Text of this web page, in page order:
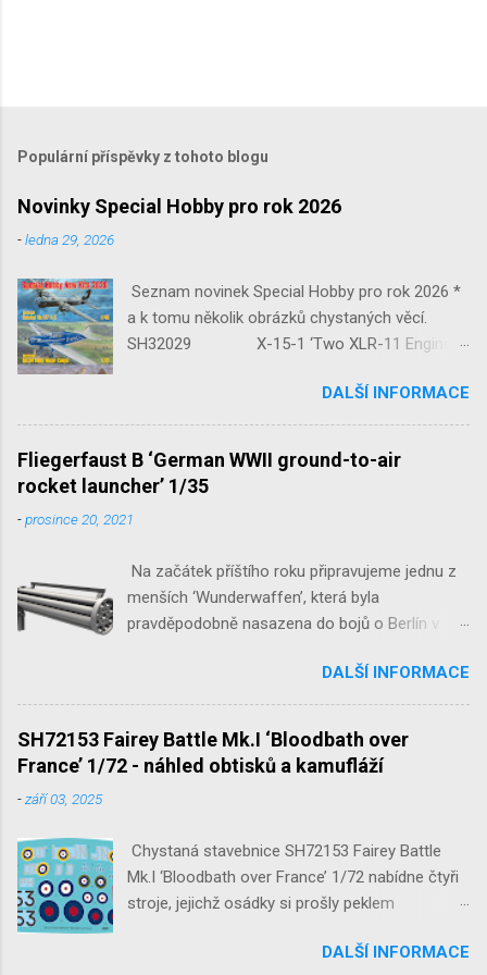
Populární příspěvky z tohoto blogu
Novinky Special Hobby pro rok 2026
-ledna 29, 2026
Seznam novinek Special Hobby pro rok 2026 *
a k tomu několik obrázků chystaných věcí.
SH32029 X-15-1 ‘Two XLR-11 Engines’
‘Guardians of Sion’ 1/32 SH32092
JB-2 Loon ‘US Version of V-1 Missile’
1/32 1/32 SH48052 Seafire
Mk.III 1/48 reissue SH48160
Baltimore Mk.I 1/48 ...
DALŠÍ INFORMACE
Fliegerfaust B ‘German WWII ground-to-air
rocket launcher’ 1/35
-prosince 20, 2021
Na začátek příštího roku připravujeme jednu z
menších ‘Wunderwaffen’, která byla
pravděpodobně nasazena do bojů o Berlín v
raketovou protiletadlovou zbraň. V setu 3148
detailní odlitky této zbraně, v měřítku 1/35,
doplní leptané popruhy nábojových schránek.
DALŠÍ INFORMACE
SH72153 Fairey Battle Mk.I ‘Bloodbath over
France’ 1/72 - náhled obtisků a kamufláží
-září 03, 2025
Chystaná stavebnice SH72153 Fairey Battle
Mk.I ‘Bloodbath over France’ 1/72 nabídne čtyři
stroje, jejichž osádky si prošly peklem
DALŠÍ INFORMACE